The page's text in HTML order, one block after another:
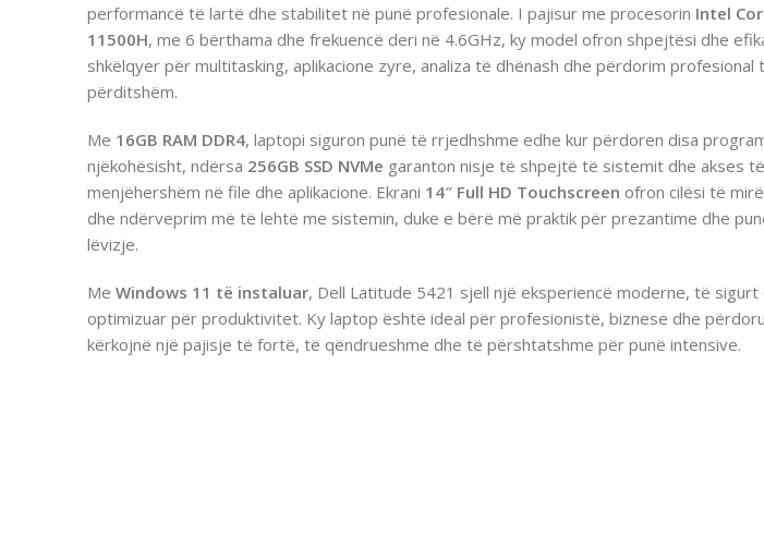
performancë të lartë dhe stabilitet në punë profesionale. I pajisur me procesorin Intel
11500H, me 6 bërthama dhe frekuencë deri në 4.6GHz, ky model ofron shpejtësi dhe
shkëlqyer për multitasking, aplikacione zyre, analiza të dhënash dhe përdorim profesional
përditshëm.
Me 16GB RAM DDR4, laptopi siguron punë të rrjedhshme edhe kur përdoren disa
njëkohësisht, ndërsa 256GB SSD NVMe garanton nisje të shpejtë të sistemit dhe akses të
menjëhershëm në file dhe aplikacione. Ekrani 14″ Full HD Touchscreen ofron cilësi të
dhe ndërveprim më të lehtë me sistemin, duke e bërë më praktik për prezantime dhe
lëvizje.
Me Windows 11 të instaluar, Dell Latitude 5421 sjell një eksperiencë moderne, të sigurt
optimizuar për produktivitet. Ky laptop është ideal për profesionistë, biznese dhe
kërkojnë një pajisje të fortë, të qëndrueshme dhe të përshtatshme për punë intensive.